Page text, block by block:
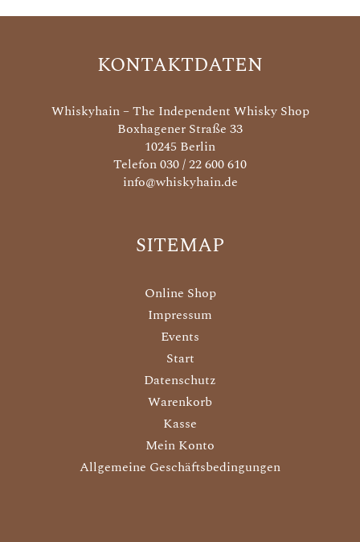
KONTAKTDATEN
Whiskyhain – The Independent Whisky Shop
Boxhagener Straße 33
10245 Berlin
Telefon 030 / 22 600 610
info@whiskyhain.de
SITEMAP
Online Shop
Impressum
Events
Start
Datenschutz
Warenkorb
Kasse
Mein Konto
Allgemeine Geschäftsbedingungen